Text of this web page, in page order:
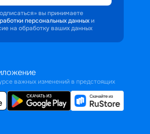
вы принимаете
персональных данных и
на обработку ваших данных
важных изменений в предстоящих